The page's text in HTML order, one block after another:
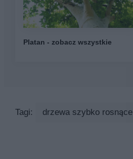
Platan - zobacz wszystkie
Tagi: drzewa szybko rosnące